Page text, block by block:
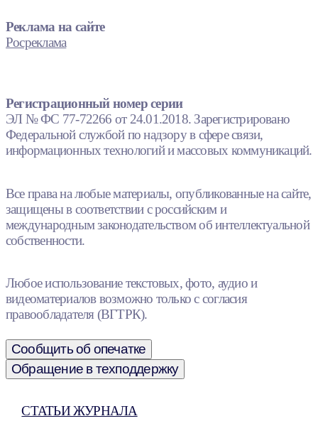
Реклама на сайте
Росреклама
Регистрационный номер серии
ЭЛ № ФС 77-72266 от 24.01.2018. Зарегистрировано
Федеральной службой по надзору в сфере связи,
информационных технологий и массовых коммуникаций.
Все права на любые материалы, опубликованные на сайте,
защищены в соответствии с российским и
международным законодательством об интеллектуальной
собственности.
Любое использование текстовых, фото, аудио и
видеоматериалов возможно только с согласия
правообладателя (ВГТРК).
Сообщить об опечатке
Обращение в техподдержку
СТАТЬИ ЖУРНАЛА